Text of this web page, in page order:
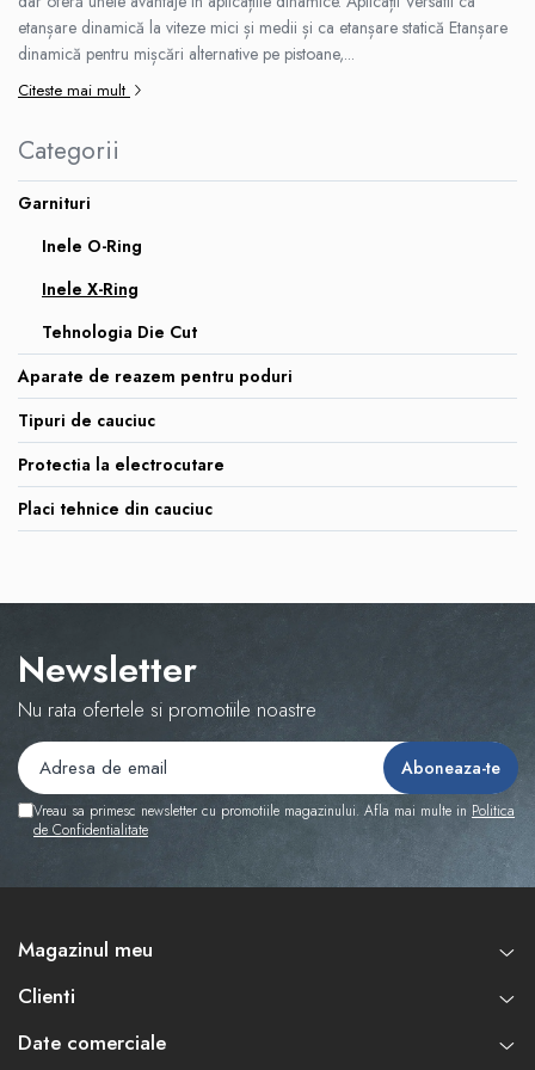
Garnituri racord filetat
Garnituri tip flanse
Pentru etansari cu gauri de trecere a
86071
Pentru flanse plate cu umar (RF) conform
DIN 2690
etanșare dinamică la viteze mici și medii și ca etanșare statică Etanșare
dinamică pentru mișcări alternative pe pistoane,...
Citeste mai mult
Categorii
Garnituri
Inele O-Ring
Inele X-Ring
Tehnologia Die Cut
Aparate de reazem pentru poduri
Tipuri de cauciuc
Protectia la electrocutare
Placi tehnice din cauciuc
Newsletter
Nu rata ofertele si promotiile noastre
Vreau sa primesc newsletter cu promotiile magazinului. Afla mai multe in Politica
de Confidentialitate
Magazinul meu
Clienti
Date comerciale